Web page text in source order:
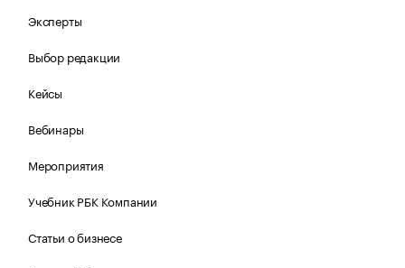
Эксперты
Выбор редакции
Кейсы
Вебинары
Мероприятия
Учебник РБК Компании
Статьи о бизнесе